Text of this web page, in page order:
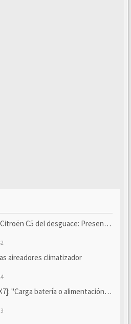
C5 del desguace: Presentación y seguimiento
aireadores climatizador
"Carga batería o alimentación eléctri...